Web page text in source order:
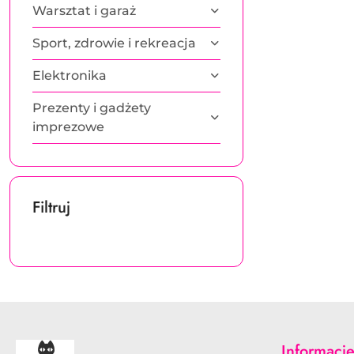
Warsztat i garaż
Sport, zdrowie i rekreacja
Elektronika
Prezenty i gadżety
imprezowe
Filtruj